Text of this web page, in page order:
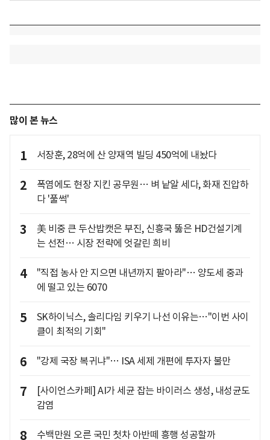
많이 본 뉴스
1 서장훈, 28억에 산 양재역 빌딩 450억에 내놨다
2
폭염에도 현장 지킨 공무원… 벼 낱알 세다, 화재 진압하
다 '풀썩'
3
美 비중 큰 두산밥캣은 부진, 신흥국 뚫은 HD건설기계
는 선전… 시장 전략에 엇갈린 희비
4
"직접 농사 안 지으면 내년까지 팔아라"… 양도세 중과
에 떨고 있는 6070
5
SK하이닉스, 솔리다임 키우기 나선 이유는…"이번 사이
클이 최적의 기회"
6 "강제 국장 복귀냐"… ISA 세제 개편에 투자자 불만
7
[사이언스카페] AI가 세균 잡는 바이러스 생성, 내성균도
감염
8 수백만원 오른 국민 첫차 아반떼 흥행 성공할까